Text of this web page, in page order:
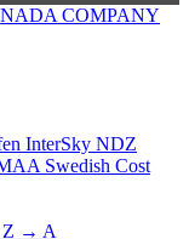
COMPANY
InterSky NDZ
Swedish Cost
Z → A